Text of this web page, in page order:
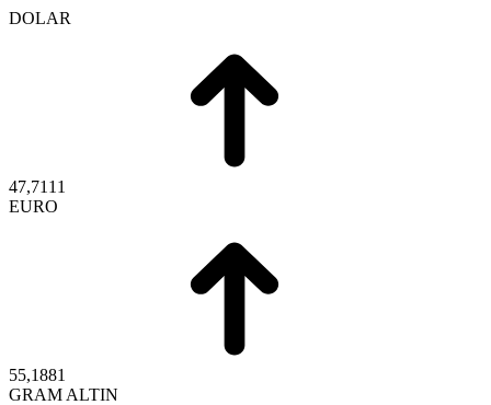
DOLAR
47,7111
EURO
55,1881
GRAM ALTIN